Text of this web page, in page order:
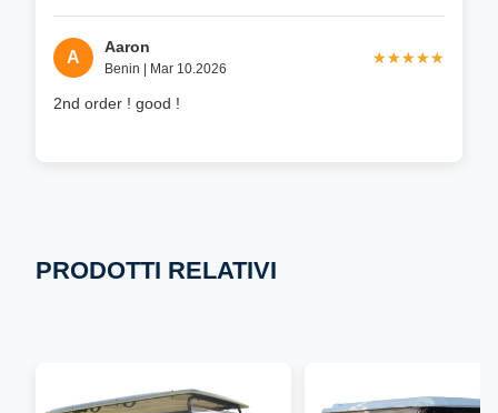
A
Aaron
Benin | Mar 10.2026
★★★★★
★★★★★
2nd order ! good !
PRODOTTI RELATIVI